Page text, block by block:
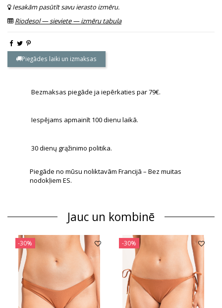
Iesakām pasūtīt savu ierasto izmēru.
Riodesol — sieviete — izmēru tabula
Piegādes laiki un izmaksas
Bezmaksas piegāde ja iepērkaties par 79€.
Iespējams apmainīt 100 dienu laikā.
30 dienų grąžinimo politika.
Piegāde no mūsu noliktavām Francijā – Bez muitas
nodokļiem ES.
Jauc un kombinē
-30% -30%